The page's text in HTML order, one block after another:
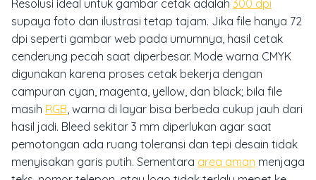
Resolusi ideal untuk gambar cetak adalah 300 dpi
supaya foto dan ilustrasi tetap tajam. Jika file hanya 72
dpi seperti gambar web pada umumnya, hasil cetak
cenderung pecah saat diperbesar. Mode warna CMYK
digunakan karena proses cetak bekerja dengan
campuran cyan, magenta, yellow, dan black; bila file
masih RGB , warna di layar bisa berbeda cukup jauh dari
hasil jadi. Bleed sekitar 3 mm diperlukan agar saat
pemotongan ada ruang toleransi dan tepi desain tidak
menyisakan garis putih. Sementara area aman menjaga